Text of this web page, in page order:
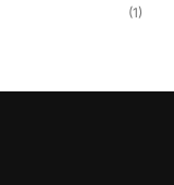
(1)